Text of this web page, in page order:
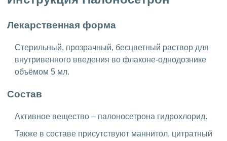
Лекарственная форма
Стерильный, прозрачный, бесцветный раствор для
внутривенного введения во флаконе-однодознике
объёмом 5 мл.
Состав
Активное вещество – палоносетрона гидрохлорид.
Также в составе присутствуют маннитол, цитратный